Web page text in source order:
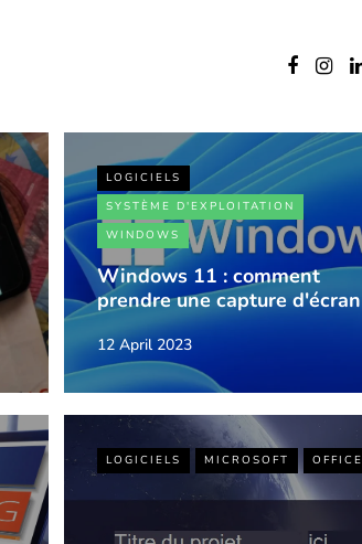
LOGICIELS
SYSTÈME D'EXPLOITATION
WINDOWS
Windows 11 : comment
prendre une capture d'écran
12 April 2023
LOGICIELS MICROSOFT OFFICE